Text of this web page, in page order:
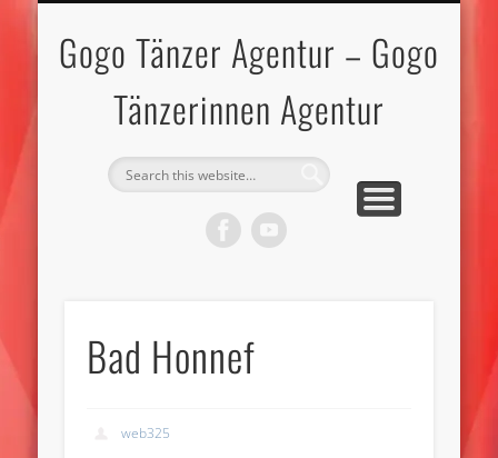
Gogo Tänzer Agentur – Gogo
Tänzerinnen Agentur
Bad Honnef
web325